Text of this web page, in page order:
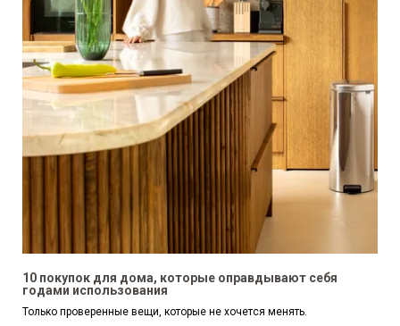
10 покупок для дома, которые оправдывают себя
годами использования
Только проверенные вещи, которые не хочется менять.